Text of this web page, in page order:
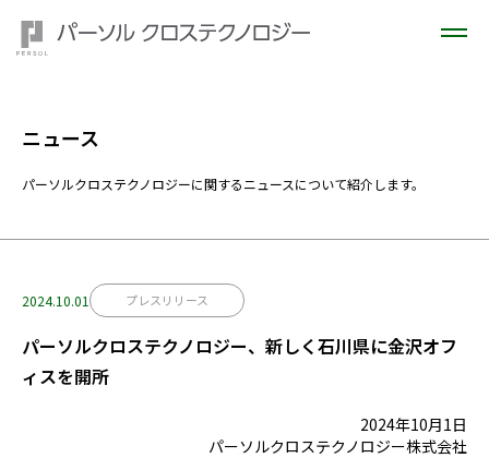
ニュース
パーソルクロステクノロジーに関するニュースについて紹介します。
2024.10.01 プレスリリース
パーソルクロステクノロジー、新しく石川県に金沢オフ
ィスを開所
2024年10月1日
パーソルクロステクノロジー株式会社